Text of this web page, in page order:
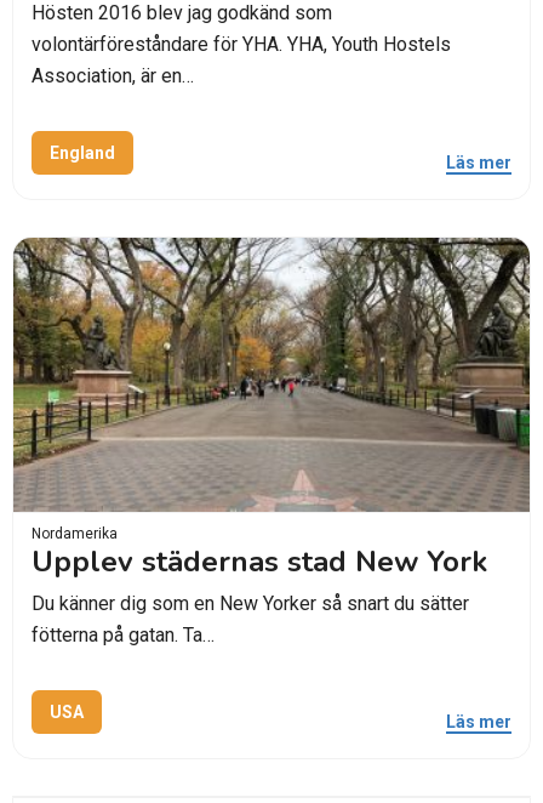
Hösten 2016 blev jag godkänd som
volontärföreståndare för YHA. YHA, Youth Hostels
Association, är en…
England Läs mer
Nordamerika
Upplev städernas stad New York
Du känner dig som en New Yorker så snart du sätter
fötterna på gatan. Ta…
USA Läs mer